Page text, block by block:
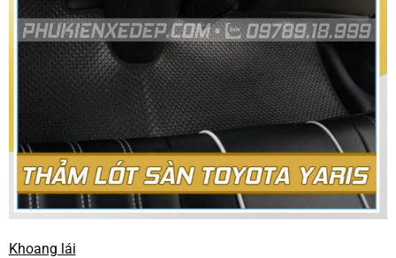
Khoang lái